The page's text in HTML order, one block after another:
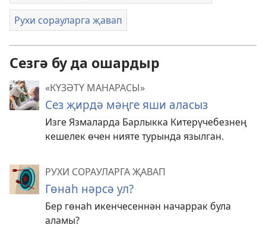
Рухи сорауларга җавап
Сезгә бу да ошардыр
«КҮЗӘТҮ МАНАРАСЫ»
Сез җирдә мәңге яши аласыз
Изге Язмаларда Барлыкка Китерүчебезнең
кешелек өчен нияте турында язылган.
РУХИ СОРАУЛАРГА ҖАВАП
Гөнаһ нәрсә ул?
Бер гөнаһ икенчесеннән начаррак була
аламы?